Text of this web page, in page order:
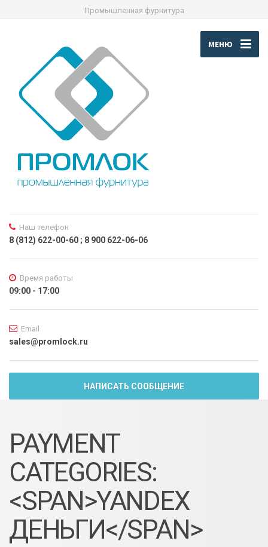
Промышленная фурнитура
МЕНЮ
Наш телефон
8 (812) 622-00-60 ; 8 900 622-06-06
Время работы
09:00 - 17:00
Email
sales@promlock.ru
НАПИСАТЬ СООБЩЕНИЕ
PAYMENT
CATEGORIES:
<SPAN>YANDEX
ДЕНЬГИ</SPAN>